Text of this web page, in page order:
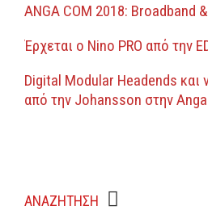
ANGA COM 2018: Broadband
Έρχεται ο Nino PRO από την
Digital Modular Headends και
από την Johansson στην
ΑΝΑΖΗΤΗΣΗ